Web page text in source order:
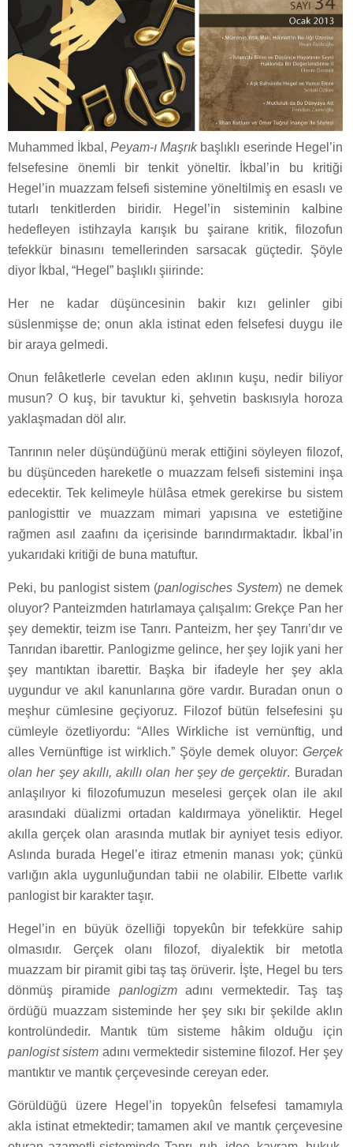
Muhammed İkbal,Peyam-ı Maşrıkbaşlıklı eserinde Hegel’in
felsefesine önemli bir tenkit yöneltir. İkbal’in bu kritiği
Hegel’in muazzam felsefi sistemine yöneltilmiş en esaslı ve
tutarlı tenkitlerden biridir. Hegel’in sisteminin kalbine
hedefleyen istihzayla karışık bu şairane kritik, filozofun
tefekkür binasını temellerinden sarsacak güçtedir. Şöyle
diyor İkbal, “Hegel” başlıklı şiirinde:
Her ne kadar düşüncesinin bakir kızı gelinler gibi
süslenmişse de; onun akla istinat eden felsefesi duygu ile
bir araya gelmedi.
Onun felâketlerle cevelan eden aklının kuşu, nedir biliyor
musun? O kuş, bir tavuktur ki, şehvetin baskısıyla horoza
yaklaşmadan döl alır.
Tanrının neler düşündüğünü merak ettiğini söyleyen filozof,
bu düşünceden hareketle o muazzam felsefi sistemini inşa
edecektir. Tek kelimeyle hülâsa etmek gerekirse bu sistem
panlogisttir ve muazzam mimari yapısına ve estetiğine
rağmen asıl zaafını da içerisinde barındırmaktadır. İkbal’in
yukarıdaki kritiği de buna matuftur.
Peki, bu panlogist sistem (panlogisches System) ne demek
oluyor? Panteizmden hatırlamaya çalışalım: Grekçe Pan her
şey demektir, teizm ise Tanrı. Panteizm, her şey Tanrı’dır ve
Tanrıdan ibarettir. Panlogizme gelince, her şey lojik yani her
şey mantıktan ibarettir. Başka bir ifadeyle her şey akla
uygundur ve akıl kanunlarına göre vardır. Buradan onun o
meşhur cümlesine geçiyoruz. Filozof bütün felsefesini şu
cümleyle özetliyordu: “Alles Wirkliche ist vernünftig, und
alles Vernünftige ist wirklich.” Şöyle demek oluyor: Gerçek
olan her şey akıllı, akıllı olan her şey de gerçektir. Buradan
anlaşılıyor ki filozofumuzun meselesi gerçek olan ile akıl
arasındaki düalizmi ortadan kaldırmaya yöneliktir. Hegel
akılla gerçek olan arasında mutlak bir ayniyet tesis ediyor.
Aslında burada Hegel’e itiraz etmenin manası yok; çünkü
varlığın akla uygunluğundan tabii ne olabilir. Elbette varlık
panlogist bir karakter taşır.
Hegel’in en büyük özelliği topyekûn bir tefekküre sahip
olmasıdır. Gerçek olanı filozof, diyalektik bir metotla
muazzam bir piramit gibi taş taş örüverir. İşte, Hegel bu ters
dönmüş piramide panlogizmadını vermektedir. Taş taş
ördüğü muazzam sisteminde her şey sıkı bir şekilde aklın
kontrolündedir. Mantık tüm sisteme hâkim olduğu için
panlogist sistem adını vermektedir sistemine filozof. Her şey
mantıktır ve mantık çerçevesinde cereyan eder.
Görüldüğü üzere Hegel’in topyekûn felsefesi tamamıyla
akla istinat etmektedir; tamamen akıl ve mantık çerçevesine